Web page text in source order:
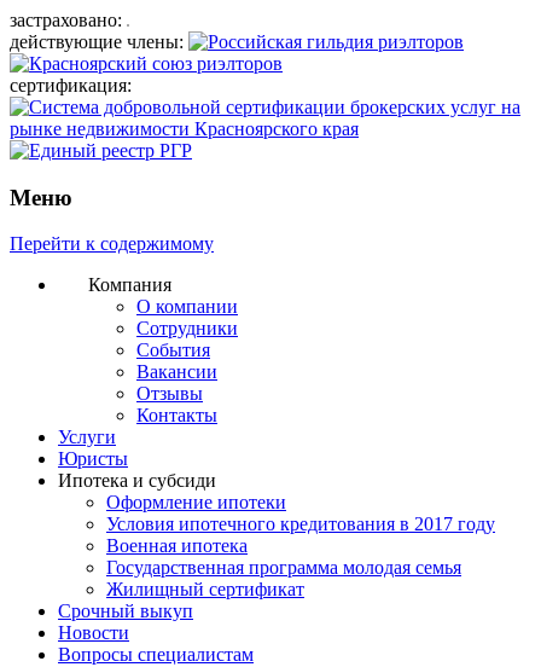
застраховано:
действующие члены:
сертификация:
Меню
Перейти к содержимому
Компания
О компании
Сотрудники
События
Вакансии
Отзывы
Контакты
Услуги
Юристы
Ипотека и субсиди
Оформление ипотеки
Условия ипотечного кредитования в 2017 году
Военная ипотека
Государственная программа молодая семья
Жилищный сертификат
Срочный выкуп
Новости
Вопросы специалистам